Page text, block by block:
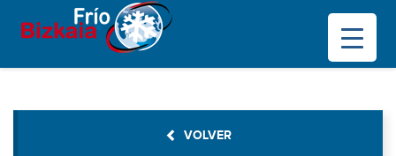
VOLVER